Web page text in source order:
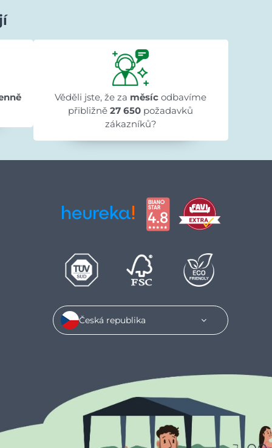
Ivana Ježková
před 1 dnem
★★★★★
★★★★★
★★★★★
"Přehlednost stránek a rychlé dodání."
Věděli jste, že za měsíc odbavíme
přibližně27 650 požadavků
zákazníků?
Česká republika